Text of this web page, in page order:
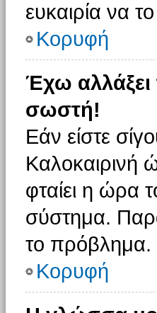
ευκαιρία να
Κορυφή
Έχω αλλάξει
σωστή!
Εάν είστε
Καλοκαιρινή
φταίει η ώρα
σύστημα.
το πρόβλημα.
Κορυφή